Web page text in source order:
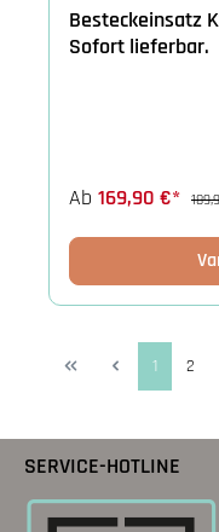
Besteckeinsatz
Sofort lieferbar.
Ab 169,90 €*
1 2
SERVICE-HOTLINE